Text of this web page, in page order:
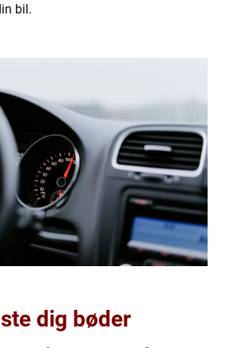
bil.
dig bøder